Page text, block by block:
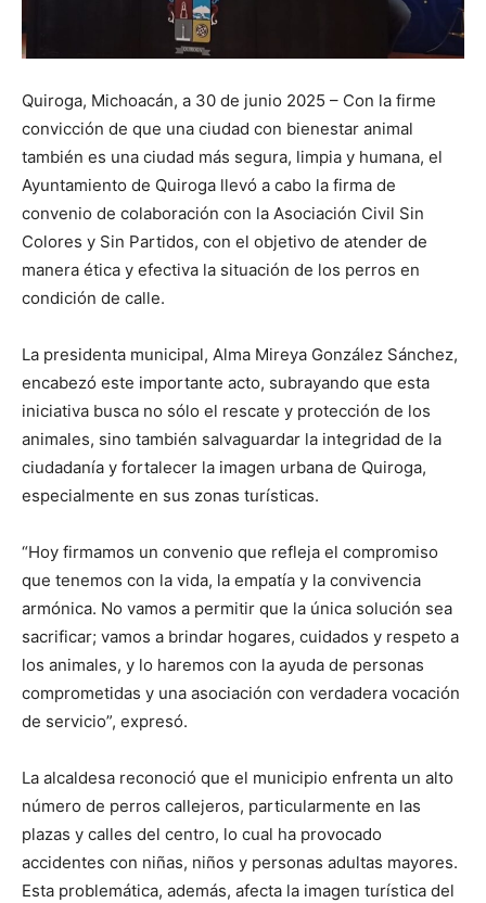
Quiroga, Michoacán, a 30 de junio 2025 – Con la firme
convicción de que una ciudad con bienestar animal
también es una ciudad más segura, limpia y humana, el
Ayuntamiento de Quiroga llevó a cabo la firma de
convenio de colaboración con la Asociación Civil Sin
Colores y Sin Partidos, con el objetivo de atender de
manera ética y efectiva la situación de los perros en
condición de calle.
La presidenta municipal, Alma Mireya González Sánchez,
encabezó este importante acto, subrayando que esta
iniciativa busca no sólo el rescate y protección de los
animales, sino también salvaguardar la integridad de la
ciudadanía y fortalecer la imagen urbana de Quiroga,
especialmente en sus zonas turísticas.
“Hoy firmamos un convenio que refleja el compromiso
que tenemos con la vida, la empatía y la convivencia
armónica. No vamos a permitir que la única solución sea
sacrificar; vamos a brindar hogares, cuidados y respeto a
los animales, y lo haremos con la ayuda de personas
comprometidas y una asociación con verdadera vocación
de servicio”, expresó.
La alcaldesa reconoció que el municipio enfrenta un alto
número de perros callejeros, particularmente en las
plazas y calles del centro, lo cual ha provocado
accidentes con niñas, niños y personas adultas mayores.
Esta problemática, además, afecta la imagen turística del